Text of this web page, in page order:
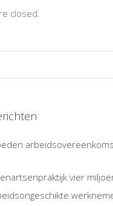
closed.
vier